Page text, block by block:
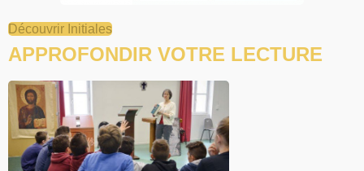
Découvrir Initiales
APPROFONDIR VOTRE LECTURE